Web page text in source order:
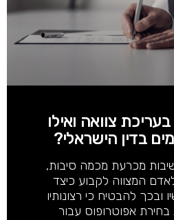
צוואה ואילו
בדין הישראלי?
מכרעת מכמה סיבות,
המצווה לקבוע כיצד
ובכך להבטיח כי רצונותיו
אפוטרופוס עבור